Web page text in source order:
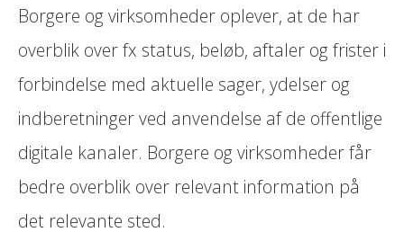
Borgere og virksomheder oplever, at de har
overblik over fx status, beløb, aftaler og frister i
forbindelse med aktuelle sager, ydelser og
indberetninger ved anvendelse af de offentlige
digitale kanaler. Borgere og virksomheder får
bedre overblik over relevant information på
det relevante sted.